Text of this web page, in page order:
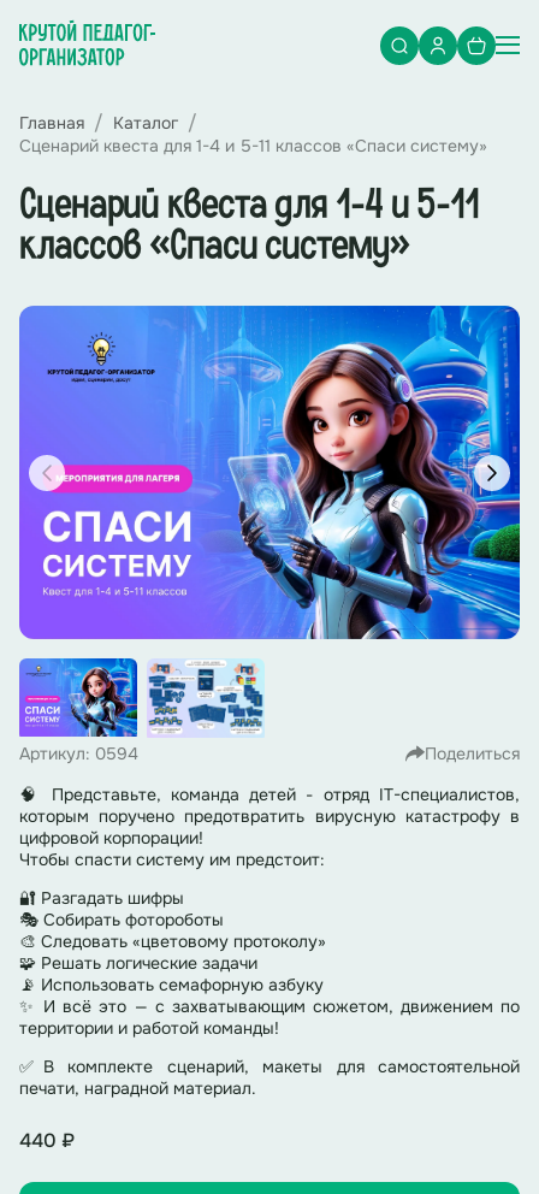
Главная
Каталог
Сценарий квеста для 1-4 и 5-11 классов «Спаси систему»
Сценарий квеста для 1-4 и 5-11
классов «Спаси систему»
Артикул: 0594
Поделиться
🧠 Представьте, команда детей - отряд IT-специалистов,
которым поручено предотвратить вирусную катастрофу в
цифровой корпорации!
Чтобы спасти систему им предстоит:
🔐 Разгадать шифры
🎭 Собирать фотороботы
🎨 Следовать «цветовому протоколу»
🧩 Решать логические задачи
📡 Использовать семафорную азбуку
✨ И всё это — с захватывающим сюжетом, движением по
территории и работой команды!
✅В комплекте сценарий, макеты для самостоятельной
печати, наградной материал.
440 ₽